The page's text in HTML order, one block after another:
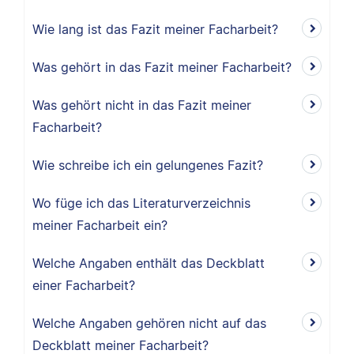
Wie lang ist das Fazit meiner Facharbeit?
Was gehört in das Fazit meiner Facharbeit?
Was gehört nicht in das Fazit meiner
Facharbeit?
Wie schreibe ich ein gelungenes Fazit?
Wo füge ich das Literaturverzeichnis
meiner Facharbeit ein?
Welche Angaben enthält das Deckblatt
einer Facharbeit?
Welche Angaben gehören nicht auf das
Deckblatt meiner Facharbeit?